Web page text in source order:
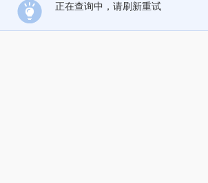
正在查询中，请刷新重试